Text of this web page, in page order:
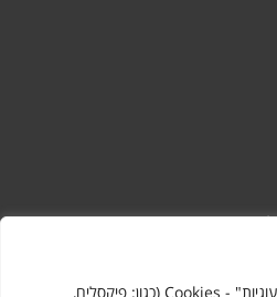
אתר זה עושה שימוש בקבצי "עוגיות" - Cookies (כגון: פיקסלים,
עדכונים ומידע מהשטח מהעיר
באינטרנט, מידע על
וכן טורי דעה, עסקים בחולון, ודיונים על
להשתתף בדיון ולשלוח לנו כתבות